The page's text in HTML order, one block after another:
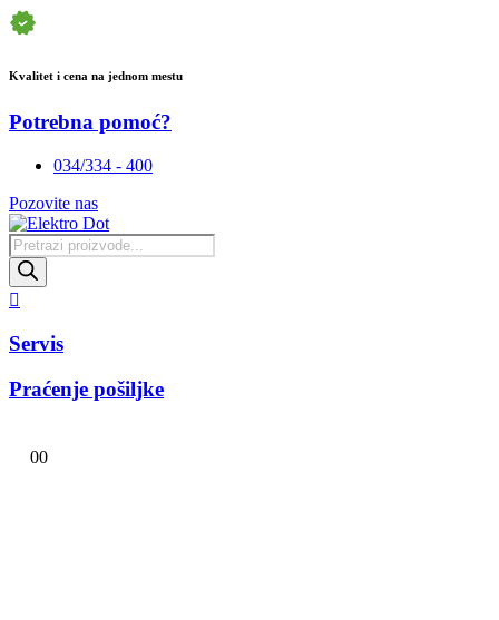
Kvalitet i cena na jednom mestu
Potrebna pomoć?
034/334 - 400
Pozovite nas
Products
search
Servis
Praćenje pošiljke
00